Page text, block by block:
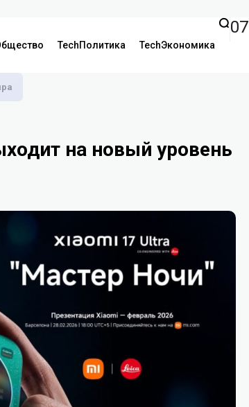
TechПолитика TechЭкономика
07
на новый уровень